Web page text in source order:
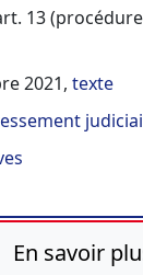
13
2021, texte
En savoir